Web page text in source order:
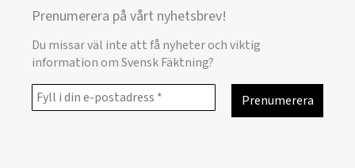
Prenumerera på vårt nyhetsbrev!
Du missar väl inte att få nyheter och viktig
information om Svensk Fäktning?